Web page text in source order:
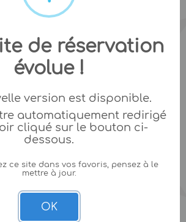
de réservation
évolue !
version est disponible.
automatiquement redirigé
cliqué sur le bouton ci-
dessous.
ce site dans vos favoris, pensez à le
mettre à jour.
OK